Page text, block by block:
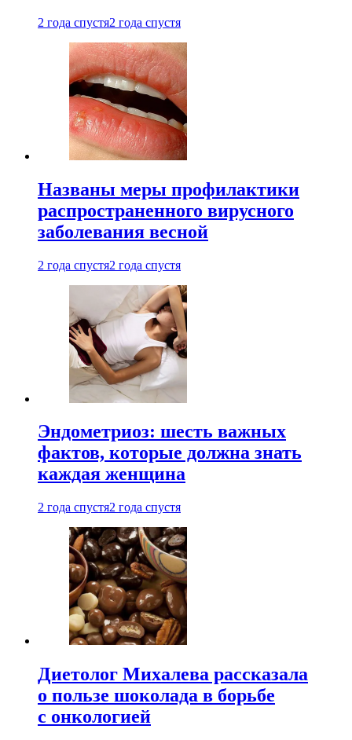
2 года спустя2 года спустя
Названы меры профилактики
распространенного вирусного
заболевания весной
2 года спустя2 года спустя
Эндометриоз: шесть важных
фактов, которые должна знать
каждая женщина
2 года спустя2 года спустя
Диетолог Михалева рассказала
о пользе шоколада в борьбе
с онкологией